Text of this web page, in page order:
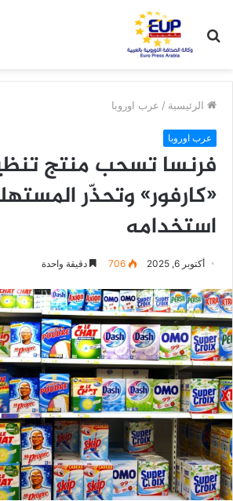
عن
الرئيسية / عرب اوروبا
عرب اوروبا
فرنسا تسحب منتج
«كارفور» وتحذّر
استخدامه
أكتوبر 6, 2025 706 دقيقة واحدة